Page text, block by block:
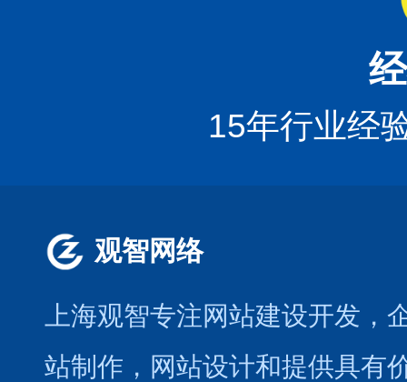
15年行业经
观智网络
上海观智专注网站建设开发 ，
站制作 ， 网站设计和提供具有